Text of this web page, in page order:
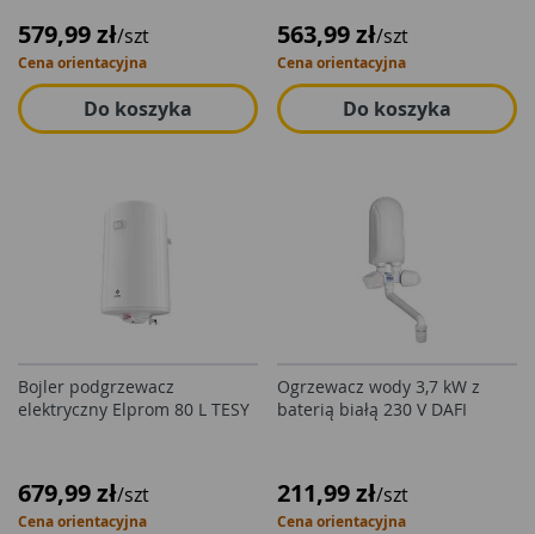
579,99 zł/szt
Cena orientacyjna
Do koszyka
563,99 zł/szt
Cena orientacyjna
Do koszyka
Bojler podgrzewacz
elektryczny Elprom 80 L TESY
679,99 zł/szt
Cena orientacyjna
Ogrzewacz wody 3,7 kW z
baterią białą 230 V DAFI
211,99 zł/szt
Cena orientacyjna